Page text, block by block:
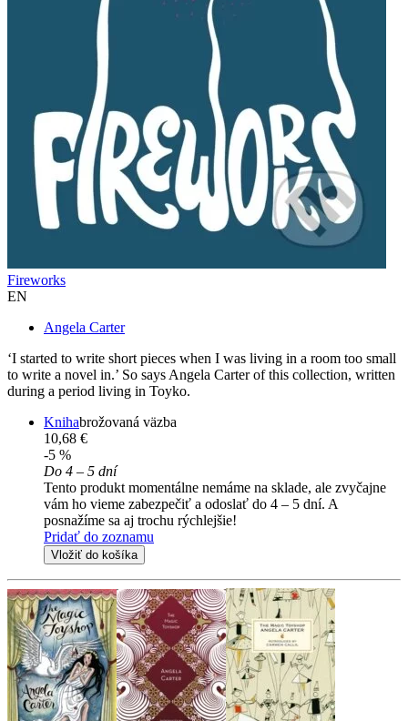
Fireworks
EN
Angela Carter
‘I started to write short pieces when I was living in a room too small
to write a novel in.’ So says Angela Carter of this collection, written
during a period living in Toyko.
Knihabrožovaná väzba
10,68 €
-5 %
Do 4 – 5 dní
Tento produkt momentálne nemáme na sklade, ale zvyčajne
vám ho vieme zabezpečiť a odoslať do 4 – 5 dní. A
posnažíme sa aj trochu rýchlejšie!
Pridať do zoznamu
Vložiť do košíka